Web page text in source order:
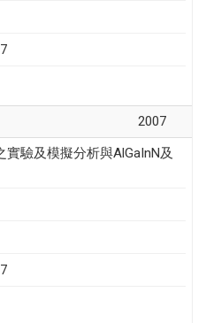
2007
驗及模擬分析與AlGaInN及